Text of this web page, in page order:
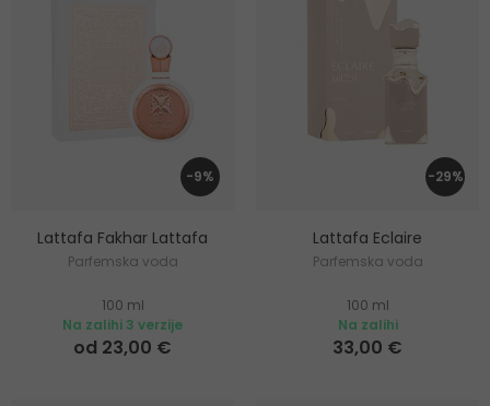
-9%
Lattafa Fakhar Lattafa
Parfemska voda
100 ml
Na zalihi 3 verzije
od 23,00 €
-29%
Lattafa Eclaire
Parfemska voda
100 ml
Na zalihi
33,00 €